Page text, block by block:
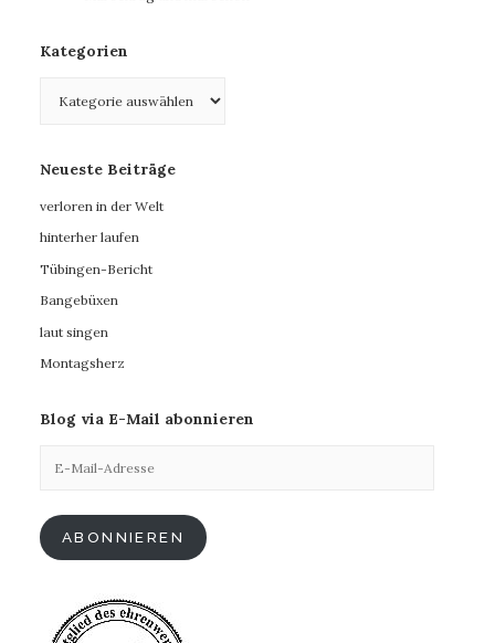
Kategorien
Neueste Beiträge
verloren in der Welt
hinterher laufen
Tübingen-Bericht
Bangebüxen
laut singen
Montagsherz
Blog via E-Mail abonnieren
Mail-
ABONNIEREN